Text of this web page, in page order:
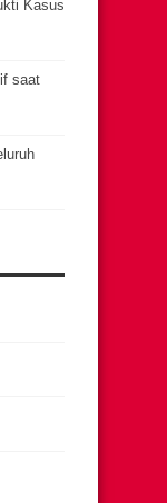
Kasus
saat